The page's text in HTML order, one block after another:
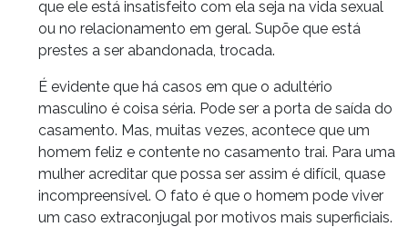
que ele está insatisfeito com ela seja na vida sexual
ou no relacionamento em geral. Supõe que está
prestes a ser abandonada, trocada.
É evidente que há casos em que o adultério
masculino é coisa séria. Pode ser a porta de saída do
casamento. Mas, muitas vezes, acontece que um
homem feliz e contente no casamento trai. Para uma
mulher acreditar que possa ser assim é difícil, quase
incompreensível. O fato é que o homem pode viver
um caso extraconjugal por motivos mais superficiais.